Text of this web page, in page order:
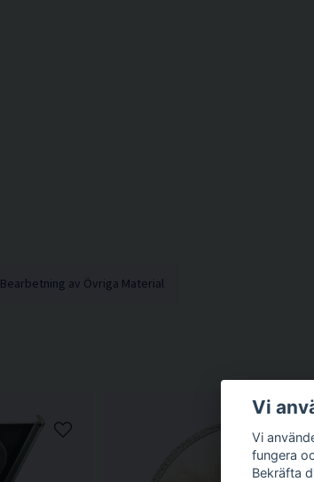
Bearbetning av Övriga Material
Vi
Vi
fungera
Bekräfta